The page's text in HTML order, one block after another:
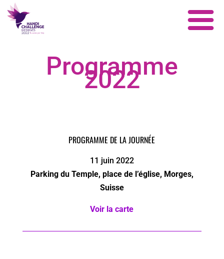
Programme
2022
PROGRAMME DE LA JOURNÉE
11 juin 2022
Parking du Temple, place de l’église, Morges,
Suisse
Voir la carte